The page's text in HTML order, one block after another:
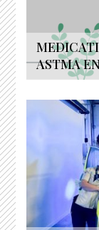
ASTMA